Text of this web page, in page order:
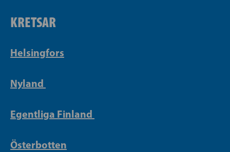
KRETSAR
Helsingfors
Nyland
Egentliga Finland
Österbotten